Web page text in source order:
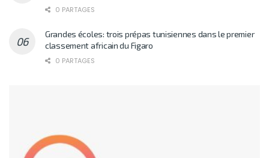
0 PARTAGES
Grandes écoles: trois prépas tunisiennes dans le premier
classement africain du Figaro
0 PARTAGES